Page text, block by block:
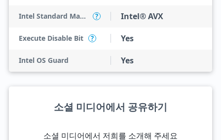
Intel Standard Manageability (ISM) ? Intel® AVX
Execute Disable Bit ? Yes
Intel OS Guard Yes
소셜 미디어에서 공유하기
소셜 미디어에서 저희를 소개해 주세요